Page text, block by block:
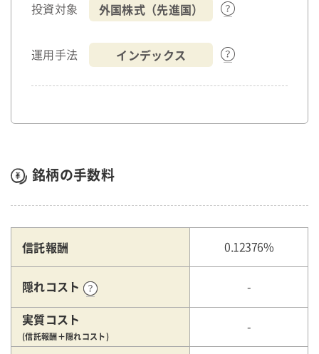
投資対象 外国株式（先進国）
運用手法 インデックス
銘柄の手数料
信託報酬 0.12376%
隠れコスト -
実質コスト
(信託報酬＋隠れコスト)
-